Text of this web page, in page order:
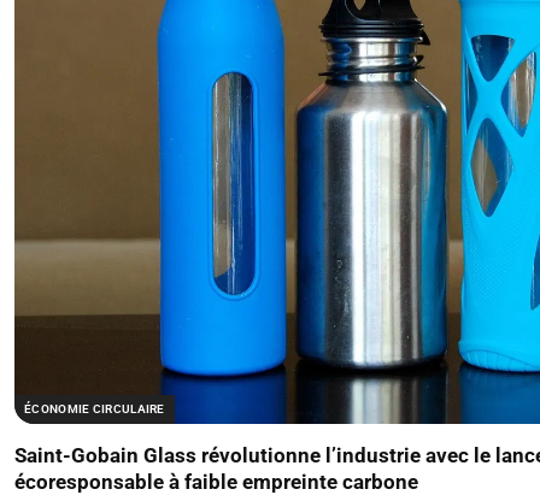
ÉCONOMIE CIRCULAIRE
Saint-Gobain Glass révolutionne l’industrie avec le
écoresponsable à faible empreinte carbone